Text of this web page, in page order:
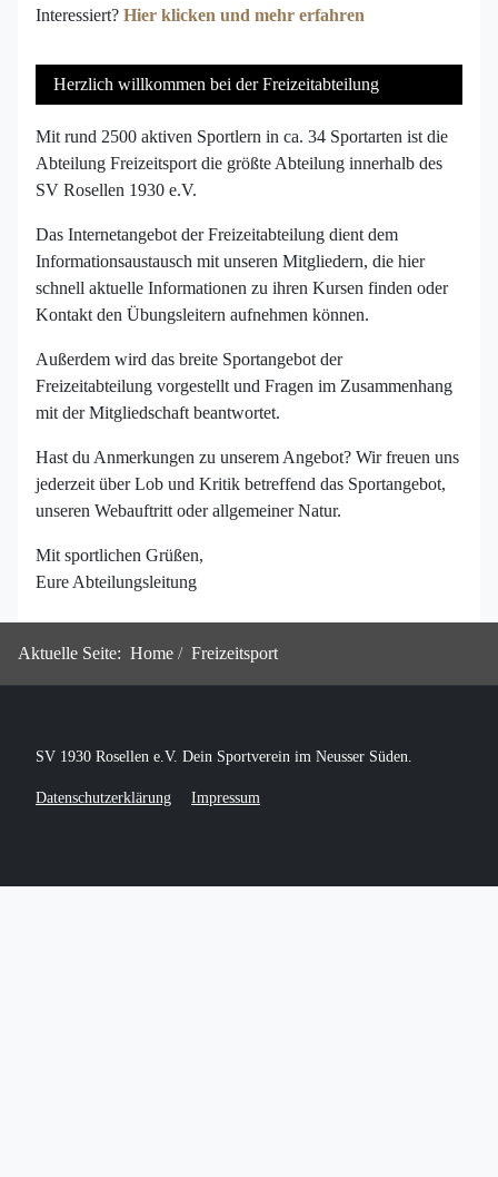
Interessiert? Hier klicken und mehr erfahren
Herzlich willkommen bei der Freizeitabteilung
Mit rund 2500 aktiven Sportlern in ca. 34 Sportarten ist die
Abteilung Freizeitsport die größte Abteilung innerhalb des
SV Rosellen 1930 e.V.
Das Internetangebot der Freizeitabteilung dient dem
Informationsaustausch mit unseren Mitgliedern, die hier
schnell aktuelle Informationen zu ihren Kursen finden oder
Kontakt den Übungsleitern aufnehmen können.
Außerdem wird das breite Sportangebot der
Freizeitabteilung vorgestellt und Fragen im Zusammenhang
mit der Mitgliedschaft beantwortet.
Hast du Anmerkungen zu unserem Angebot? Wir freuen uns
jederzeit über Lob und Kritik betreffend das Sportangebot,
unseren Webauftritt oder allgemeiner Natur.
Mit sportlichen Grüßen,
Eure Abteilungsleitung
Aktuelle Seite: Home Freizeitsport
SV 1930 Rosellen e.V. Dein Sportverein im Neusser Süden.
Datenschutzerklärung Impressum